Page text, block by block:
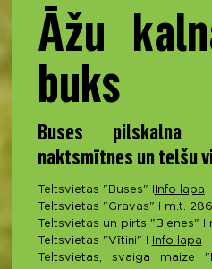
Āžu
buks
Buses pilskalna
naktsmītnes un telšu
Teltsvietas "Buses" I
Info lapa
Teltsvietas "Gravas" I m.t.
Teltsvietas un pirts "Bienes" I
Teltsvietas "Vītiņi" I
Info lapa
Teltsvietas, svaiga maize